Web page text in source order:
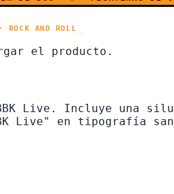
ROCK AND ROLL
AND ROLL
el producto.
Live. Incluye una
Live" en tipografía